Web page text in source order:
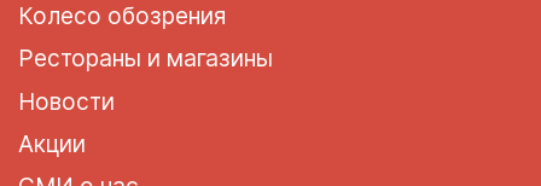
Колесо обозрения
Рестораны и магазины
Новости
Акции